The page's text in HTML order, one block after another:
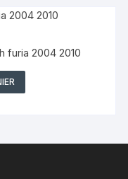
furia 2004 2010